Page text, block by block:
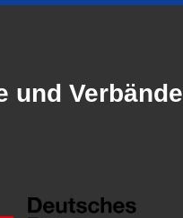
und Verbände